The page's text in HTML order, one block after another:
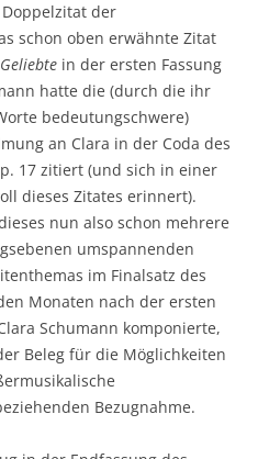
der
schon oben erwähnte Zitat
in der ersten Fassung
hatte die (durch die ihr
bedeutungschwere)
an Clara in der Coda des
17 zitiert (und sich in einer
dieses Zitates erinnert).
nun also schon mehrere
umspannenden
im Finalsatz des
Monaten nach der ersten
Schumann komponierte,
Beleg für die Möglichkeiten
Bezugnahme.